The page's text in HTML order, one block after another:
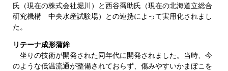
氏（現在の株式会社堀川）と西谷喬助氏（現在の北海道立総合
研究機構 中央水産試験場）との連携によって実用化されまし
た。
リテーナ成形蒲鉾
坐りの技術が開発された同年代に開発されました。当時、今
のような低温流通が整備されておらず、傷みやすいかまぼこを